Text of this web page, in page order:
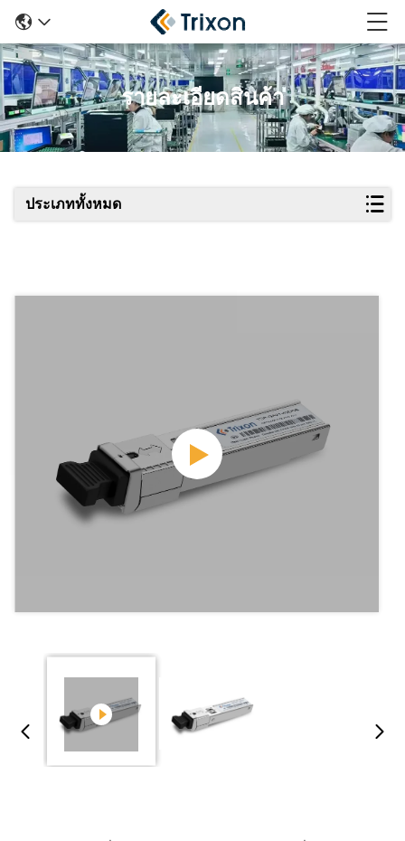
รายละเอียดสินค้า
ประเภททั้งหมด